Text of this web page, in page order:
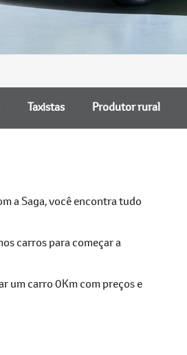
Taxistas Produtor rural
a Saga, você encontra tudo
carros para começar a
um carro 0Km com preços e